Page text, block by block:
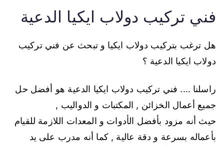
فني تركيب دولاب ايكيا الدعية
هل ترغب بتركيب دولاب ايكيا و تبحث عن فني تركيب
دولاب ايكيا الدعية ؟
راسلنا …. فني تركيب دولاب ايكيا الدعية هو أفضل حل
جميع أعمال الخزائن , المكتبات و الدواليب ,
حيث أنه مزود بأفضل الأدوات و المعدات اللازمة للقيام
بأعماله بسرعة و دقة عالية , كما أنه مدرب على يد